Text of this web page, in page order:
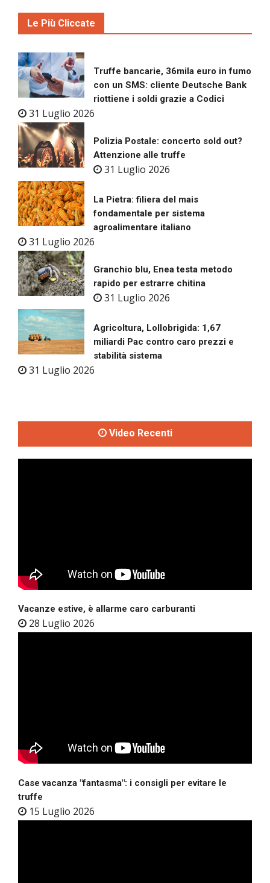
Le Più Cliccate
Truffe bancarie, 36mila euro in fumo
con un SMS: cliente Deutsche Bank
riottiene i soldi grazie a Codici
31 Luglio 2026
Polizia Postale: concerto sold out?
Attenzione alle truffe
31 Luglio 2026
La Pietra: filiera del mais
fondamentale per sistema
agroalimentare italiano
31 Luglio 2026
Granchio blu, Enea testa metodo
rapido per estrarre chitina
31 Luglio 2026
Agricoltura, Lollobrigida: 1,67
miliardi Pac contro caro prezzi e
stabilità sistema
31 Luglio 2026
Video Recenti
Vacanze estive, è allarme caro carburanti
28 Luglio 2026
Case vacanza "fantasma": i consigli per evitare le
truffe
15 Luglio 2026